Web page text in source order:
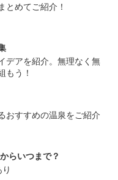
とめてご紹介！
デアを紹介。無理なく無
もう！
おすすめの温泉をご紹介
らいつまで？